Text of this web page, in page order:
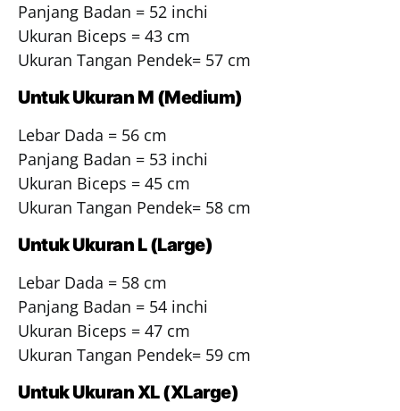
Panjang Badan = 52 inchi
Ukuran Biceps = 43 cm
Ukuran Tangan Pendek= 57 cm
Untuk Ukuran M (Medium)
Lebar Dada = 56 cm
Panjang Badan = 53 inchi
Ukuran Biceps = 45 cm
Ukuran Tangan Pendek= 58 cm
Untuk Ukuran L (Large)
Lebar Dada = 58 cm
Panjang Badan = 54 inchi
Ukuran Biceps = 47 cm
Ukuran Tangan Pendek= 59 cm
Untuk Ukuran XL (XLarge)